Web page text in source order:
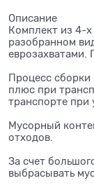
Описание
Комплект из 4-
разобранном
еврозахватами.
Процесс
плюс при
транспорте при
Мусорный
отходов.
За счет
выбрасывать